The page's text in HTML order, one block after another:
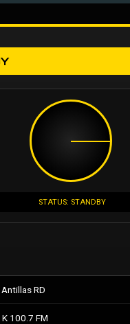
STATUS: STANDBY
RD
100.7 FM